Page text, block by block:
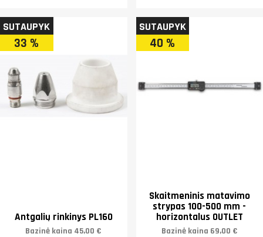
SUTAUPYK
33 %
Antgalių rinkinys PL160
Bazinė kaina 45,00 €
SUTAUPYK
40 %
Skaitmeninis matavimo
strypas 100-500 mm -
horizontalus OUTLET
Bazinė kaina 69,00 €